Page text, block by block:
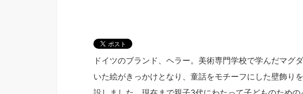
ドイツのブランド、ヘラー。美術専門学校で学んだマグ
いた絵がきっかけとなり、童話をモチーフにした壁飾り